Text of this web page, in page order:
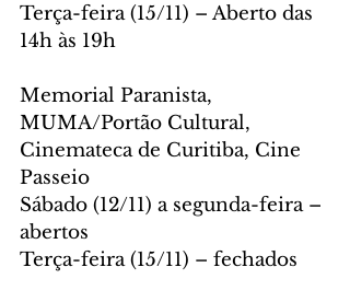
Terça-feira (15/11) – Aberto das
14h às 19h
Memorial Paranista,
MUMA/Portão Cultural,
Cinemateca de Curitiba, Cine
Passeio
Sábado (12/11) a segunda-feira –
abertos
Terça-feira (15/11) – fechados